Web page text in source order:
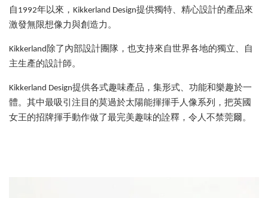
自1992年以來，Kikkerland Design提供獨特、精心設計的產品來
激發無限想像力與創造力。
Kikkerland除了內部設計團隊，也支持來自世界各地的獨立、自
主生產的設計師。
Kikkerland Design提供各式趣味產品，集形式、功能和樂趣於一
體。其中最吸引注目的莫過於太陽能揮揮手人像系列，把英國
女王的招牌揮手動作做了最完美趣味的詮釋，令人不禁莞爾。